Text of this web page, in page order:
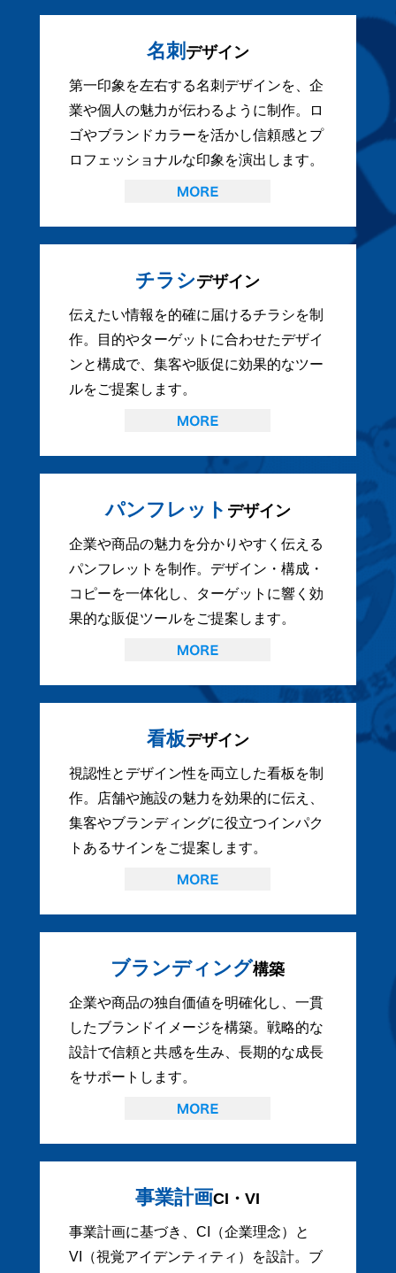
名刺 デザイン
第一印象を左右する名刺デザインを、企
業や個人の魅力が伝わるように制作。ロ
ゴやブランドカラーを活かし信頼感とプ
ロフェッショナルな印象を演出します。
チラシデザイン
伝えたい情報を的確に届けるチラシを制
作。目的やターゲットに合わせたデザイ
ンと構成で、集客や販促に効果的なツー
ルをご提案します。
パンフレット デザイン
企業や商品の魅力を分かりやすく伝える
パンフレットを制作。デザイン・構成・
コピーを一体化し、ターゲットに響く効
果的な販促ツールをご提案します。
看板デザイン
視認性とデザイン性を両立した看板を制
作。店舗や施設の魅力を効果的に伝え、
集客やブランディングに役立つインパク
トあるサインをご提案します。
ブランディング構築
企業や商品の独自価値を明確化し、一貫
したブランドイメージを構築。戦略的な
設計で信頼と共感を生み、長期的な成長
をサポートします。
事業計画CI・VI
事業計画に基づき、CI（企業理念）と
VI（視覚アイデンティティ）を設計。ブ